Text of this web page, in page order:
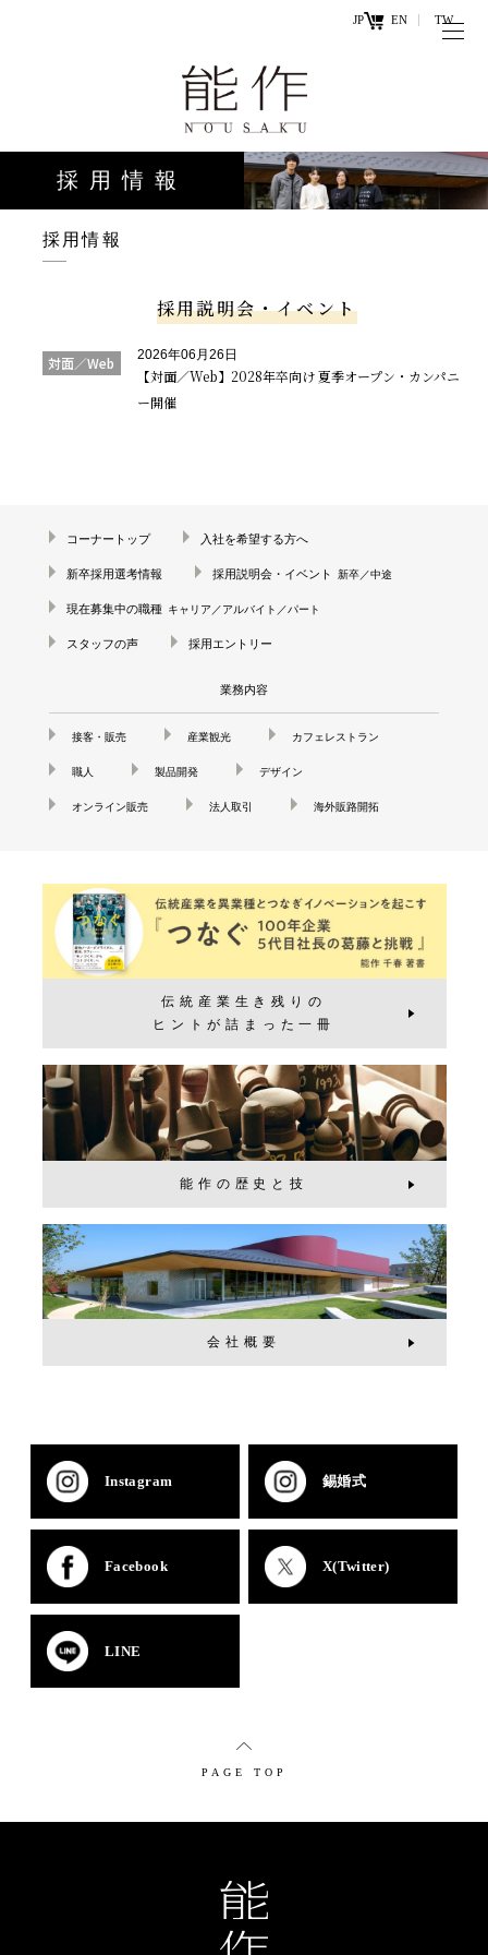
JP EN TW
ー
ワ
ー
ド
オンラ
インシ
お問い
合わせ
能作の歴史
と技
商品情報
体験・カフ
ェ
の錫婚式
ラン
医療・ヘルス
会社概要
り組み
錫リサイクル
採用情報
採用情報
採用説明会・イベント
対面／Web 2026年06月26日
【対面／Web】2028年卒向け 夏季オープン・カンパニ
ー開催
コーナートップ 入社を希望する方へ
新卒採用選考情報 採用説明会・イベント 新卒／中途
現在募集中の職種 キャリア／アルバイト／パート
スタッフの声 採用エントリー
業務内容
接客・販売 産業観光 カフェレストラン
職人 製品開発 デザイン
オンライン販売 法人取引 海外販路開拓
伝統産業生き残りの
ヒントが詰まった一冊
能作の歴史と技
会社概要
Instagram 錫婚式
Facebook X(Twitter)
LINE
PAGE TOP